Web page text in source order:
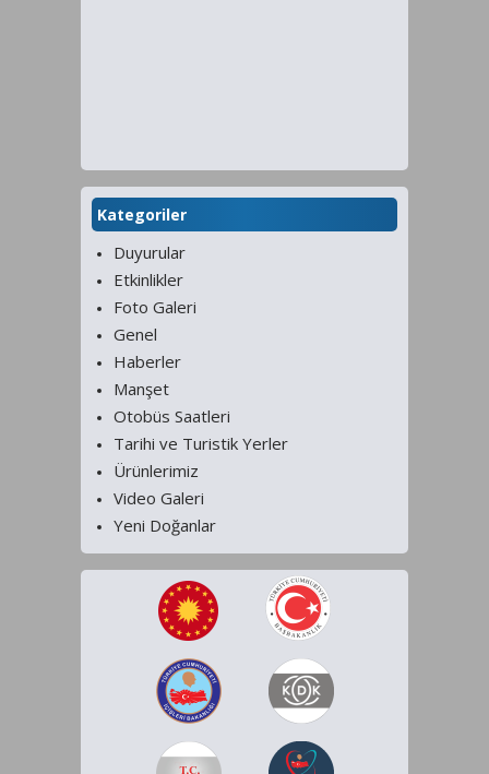
Kategoriler
Duyurular
Etkinlikler
Foto Galeri
Genel
Haberler
Manşet
Otobüs Saatleri
Tarihi ve Turistik Yerler
Ürünlerimiz
Video Galeri
Yeni Doğanlar